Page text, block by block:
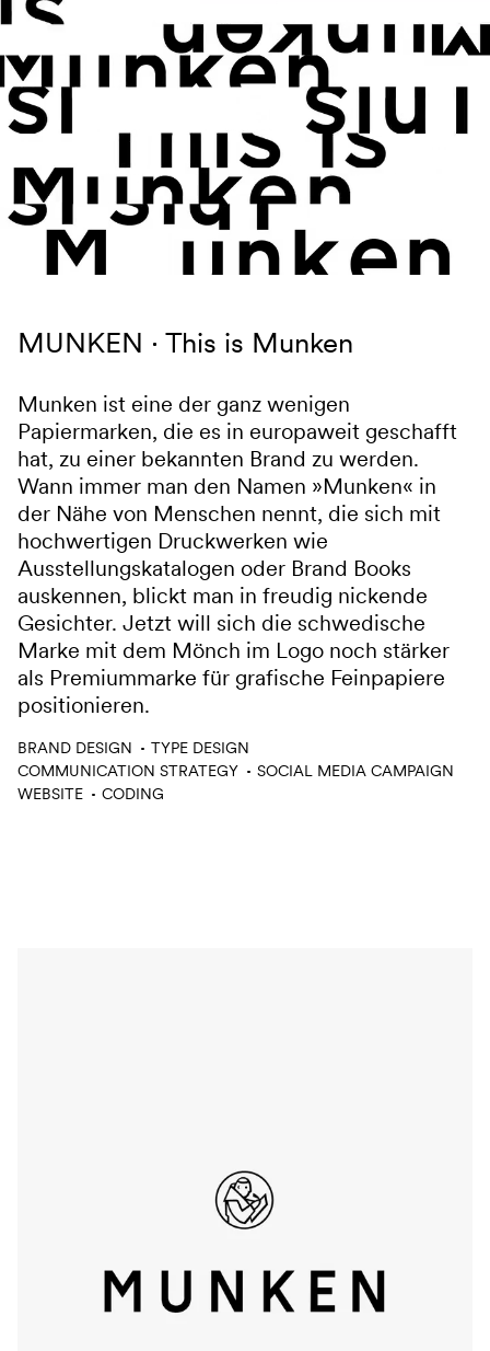
Navigation überspringen
MUNKEN This is Munken
Munken ist eine der ganz wenigen
Papiermarken, die es in europaweit geschafft
hat, zu einer bekannten Brand zu werden.
Wann immer man den Namen »Munken« in
der Nähe von Menschen nennt, die sich mit
hochwertigen Druckwerken wie
Ausstellungskatalogen oder Brand Books
auskennen, blickt man in freudig nickende
Gesichter. Jetzt will sich die schwedische
Marke mit dem Mönch im Logo noch stärker
als Premiummarke für grafische Feinpapiere
positionieren.
BRAND DESIGN
TYPE DESIGN
COMMUNICATION STRATEGY
SOCIAL MEDIA CAMPAIGN
WEBSITE
CODING